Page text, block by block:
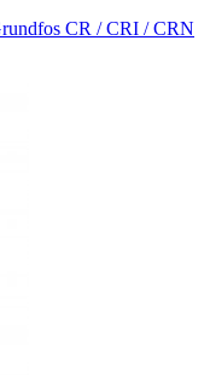
CR / CRI / CRN